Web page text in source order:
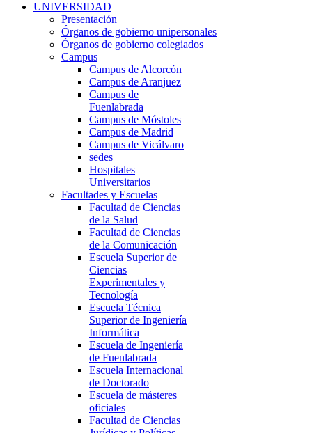
UNIVERSIDAD
Presentación
Órganos de gobierno unipersonales
Órganos de gobierno colegiados
Campus
Campus de Alcorcón
Campus de Aranjuez
Campus de
Fuenlabrada
Campus de Móstoles
Campus de Madrid
Campus de Vicálvaro
sedes
Hospitales
Universitarios
Facultades y Escuelas
Facultad de Ciencias
de la Salud
Facultad de Ciencias
de la Comunicación
Escuela Superior de
Ciencias
Experimentales y
Tecnología
Escuela Técnica
Superior de Ingeniería
Informática
Escuela de Ingeniería
de Fuenlabrada
Escuela Internacional
de Doctorado
Escuela de másteres
oficiales
Facultad de Ciencias